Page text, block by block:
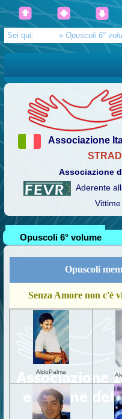
Sei qui: » Opuscoli 6°
Associazione
Associazione
Aderente
Opuscoli 6° volume
Opuscoli
Senza Amore non c'è
AldoPalma